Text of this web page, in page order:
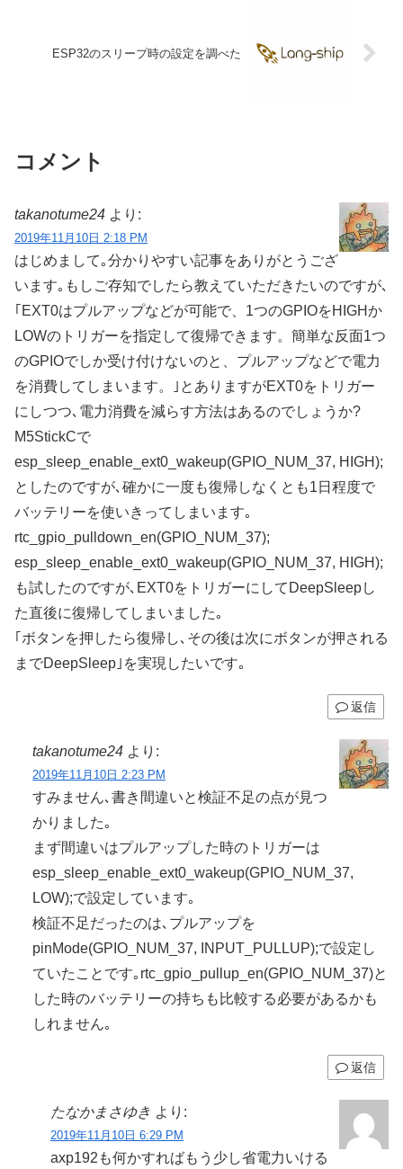
ESP32のスリープ時の設定を調べた
コメント
takanotume24 より:
2019年11月10日 2:18 PM
はじめまして｡分かりやすい記事をありがとうござ
います｡もしご存知でしたら教えていただきたいのですが､
｢EXT0はプルアップなどが可能で、1つのGPIOをHIGHか
LOWのトリガーを指定して復帰できます。簡単な反面1つ
のGPIOでしか受け付けないのと、プルアップなどで電力
を消費してしまいます。｣とありますがEXT0をトリガー
にしつつ､電力消費を減らす方法はあるのでしょうか?
M5StickCで
esp_sleep_enable_ext0_wakeup(GPIO_NUM_37, HIGH);
としたのですが､確かに一度も復帰しなくとも1日程度で
バッテリーを使いきってしまいます｡
rtc_gpio_pulldown_en(GPIO_NUM_37);
esp_sleep_enable_ext0_wakeup(GPIO_NUM_37, HIGH);
も試したのですが､EXT0をトリガーにしてDeepSleepし
た直後に復帰してしまいました｡
｢ボタンを押したら復帰し､その後は次にボタンが押される
までDeepSleep｣を実現したいです｡
返信
takanotume24 より:
2019年11月10日 2:23 PM
すみません､書き間違いと検証不足の点が見つ
かりました｡
まず間違いはプルアップした時のトリガーは
esp_sleep_enable_ext0_wakeup(GPIO_NUM_37,
LOW);で設定しています｡
検証不足だったのは､プルアップを
pinMode(GPIO_NUM_37, INPUT_PULLUP);で設定し
ていたことです｡rtc_gpio_pullup_en(GPIO_NUM_37)と
した時のバッテリーの持ちも比較する必要があるかも
しれません｡
返信
たなかまさゆき より:
2019年11月10日 6:29 PM
axp192も何かすればもう少し省電力いける